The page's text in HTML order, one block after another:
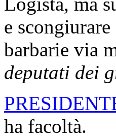
e
barbarie via
deputati dei
ha facoltà.